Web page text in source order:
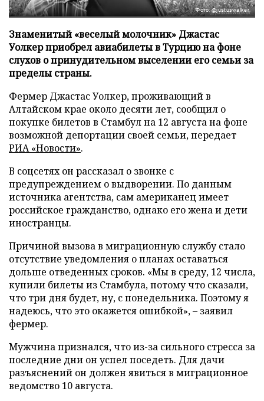
Фото: @justuswalker
Знаменитый «веселый молочник» Джастас
Уолкер приобрел авиабилеты в Турцию на фоне
слухов о принудительном выселении его семьи за
пределы страны.
Фермер Джастас Уолкер, проживающий в
Алтайском крае около десяти лет, сообщил о
покупке билетов в Стамбул на 12 августа на фоне
возможной депортации своей семьи, передает
РИА «Новости».
В соцсетях он рассказал о звонке с
предупреждением о выдворении. По данным
источника агентства, сам американец имеет
российское гражданство, однако его жена и дети
иностранцы.
Причиной вызова в миграционную службу стало
отсутствие уведомления о планах оставаться
дольше отведенных сроков. «Мы в среду, 12 числа,
купили билеты из Стамбула, потому что сказали,
что три дня будет, ну, с понедельника. Поэтому я
надеюсь, что это окажется ошибкой», – заявил
фермер.
Мужчина признался, что из-за сильного стресса за
последние дни он успел поседеть. Для дачи
разъяснений он должен явиться в миграционное
ведомство 10 августа.